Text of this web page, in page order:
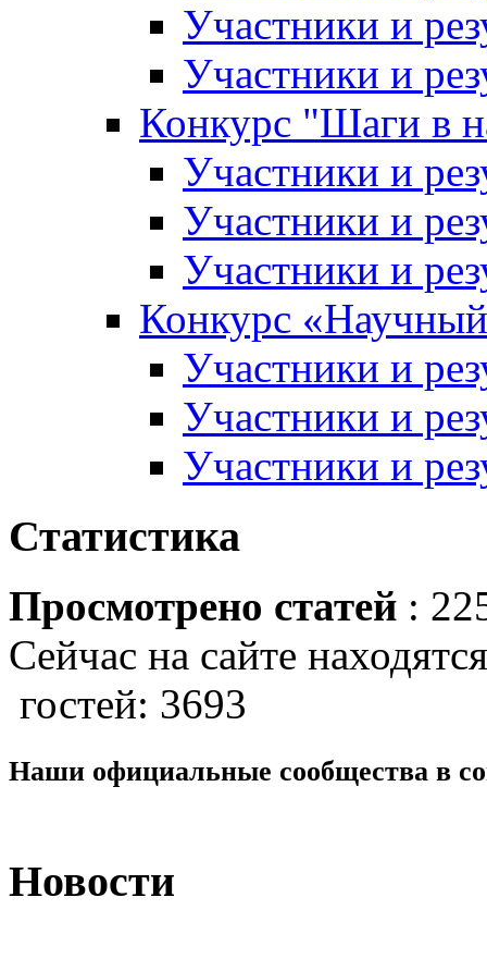
Участники и
Участники и
Конкурс "Шаги в
Участники и
Участники и
Участники и
Конкурс
Участники и
Участники и
Участники и
Статистика
Просмотрено статей :
Сейчас на сайте
гостей: 3693
Наши официальные сообщества в
Новости